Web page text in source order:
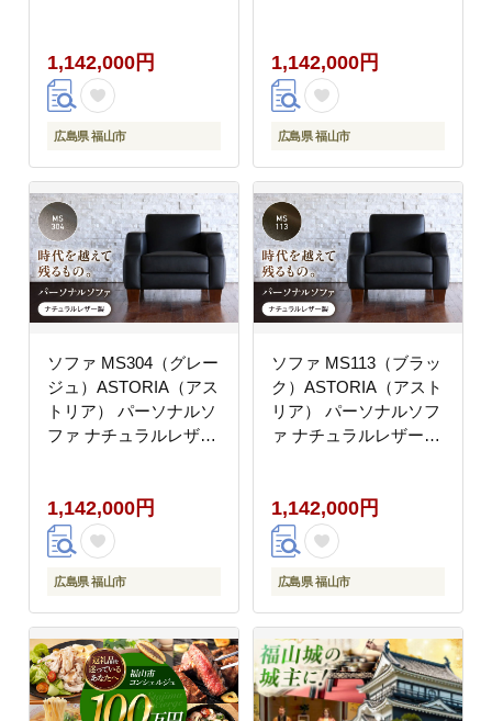
ニチャー 家具 いす 椅
子 人気 おすすめ 広島
県福山市/株式会社心石
工芸 [BABV031]
1,142,000円
広島県 福山市
ニチャー 家具 いす 椅
子 人気 おすすめ 広島
県福山市/株式会社心石
工芸 [BABV032]
1,142,000円
広島県 福山市
ソファ MS304（グレー
ジュ）ASTORIA（アス
トリア） パーソナルソ
ファ ナチュラルレザー
椅子 人気 おすすめ 広
島県福山市/株式会社心
石工芸 [BABV033]
1,142,000円
広島県 福山市
ソファ MS113（ブラッ
ク）ASTORIA（アスト
リア） パーソナルソフ
ァ ナチュラルレザー製
椅子 人気 おすすめ 広
島県福山市/株式会社心
石工芸 [BABV034]
1,142,000円
広島県 福山市